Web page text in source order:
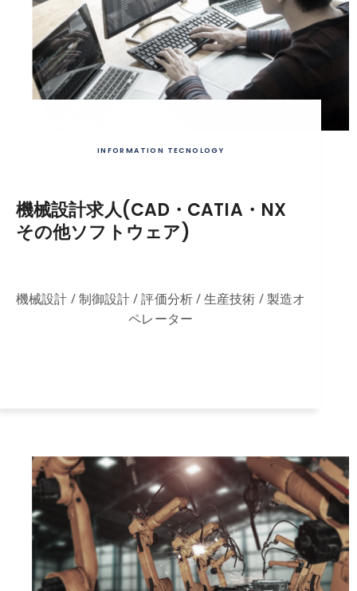
INFORMATION TECNOLOGY
機械設計求人(CAD・CATIA・NX
その他ソフトウェア)
機械設計 / 制御設計 / 評価分析 / 生産技術 / 製造オ
ペレーター